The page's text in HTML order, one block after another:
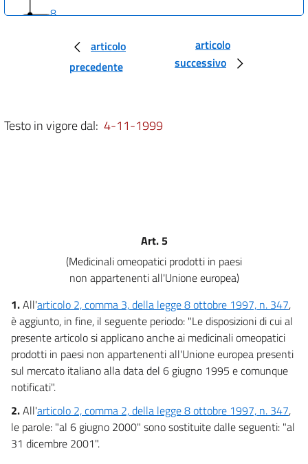
8
13
articolo
precedente
articolo
successivo
Testo in vigore dal: 4-11-1999
Art. 5
(Medicinali omeopatici prodotti in paesi
non appartenenti all'Unione europea)
1.All'articolo 2, comma 3, della legge 8 ottobre 1997, n. 347,
è aggiunto, in fine, il seguente periodo: "Le disposizioni di cui al
presente articolo si applicano anche ai medicinali omeopatici
prodotti in paesi non appartenenti all'Unione europea presenti
sul mercato italiano alla data del 6 giugno 1995 e comunque
notificati".
2.All'articolo 2, comma 2, della legge 8 ottobre 1997, n. 347,
le parole: "al 6 giugno 2000" sono sostituite dalle seguenti: "al
31 dicembre 2001".